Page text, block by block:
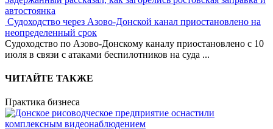
автостоянка
Судоходство через Азово-Донской канал приостановлено на
неопределенный срок
Судоходство по Азово-Донскому каналу приостановлено с 10
июля в связи с атаками беспилотников на суда ...
ЧИТАЙТЕ ТАКЖЕ
Практика бизнеса